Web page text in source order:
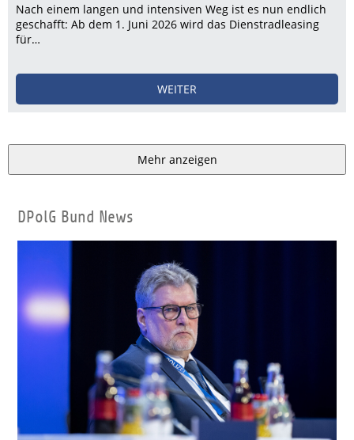
Nach einem langen und intensiven Weg ist es nun endlich
geschafft: Ab dem 1. Juni 2026 wird das Dienstradleasing
für…
WEITER
Mehr anzeigen
DPolG Bund News